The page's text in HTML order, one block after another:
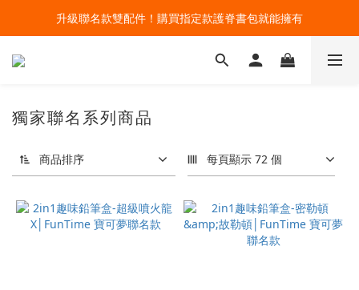
🔥今夏最夯 Pokémon 寶可夢書包現貨熱賣中！開心迎接新學期！
升級聯名款雙配件！購買指定款護脊書包就能擁有
🔥今夏最夯 Pokémon 寶可夢書包現貨熱賣中！開心迎接新學期！
獨家聯名系列商品
商品排序 每頁顯示 72 個